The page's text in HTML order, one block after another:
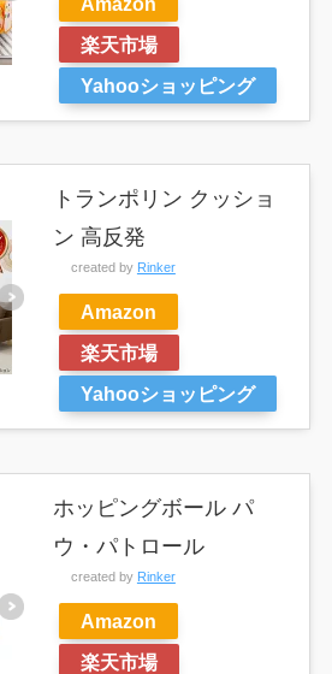
楽天市場
Yahooショッピング
トランポリン クッショ
ン 高反発
created by Rinker
Amazon
楽天市場
Yahooショッピング
ホッピングボール パ
ウ・パトロール
created by Rinker
Amazon
楽天市場